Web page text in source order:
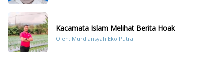
Kacamata Islam Melihat Berita Hoak
Oleh: Murdiansyah Eko Putra